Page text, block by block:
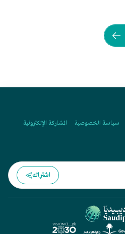
سياسة الخصوصية
المشاركة الإلكترونية
اشتراك